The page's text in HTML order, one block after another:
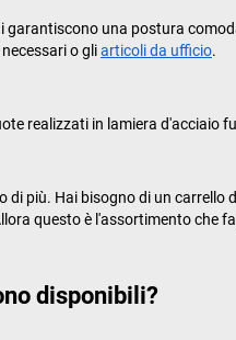
una postura
o gliarticoli da ufficio.
realizzati in lamiera d'acciaio
più. Hai bisogno di un
questo è l'assortimento che
disponibili?